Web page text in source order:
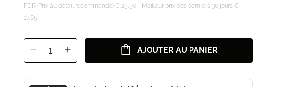
PDR (Prix au détail recommandé) € 25,50
Meilleur prix des derniers 30 jours €
17,85
1 AJOUTER AU PANIER